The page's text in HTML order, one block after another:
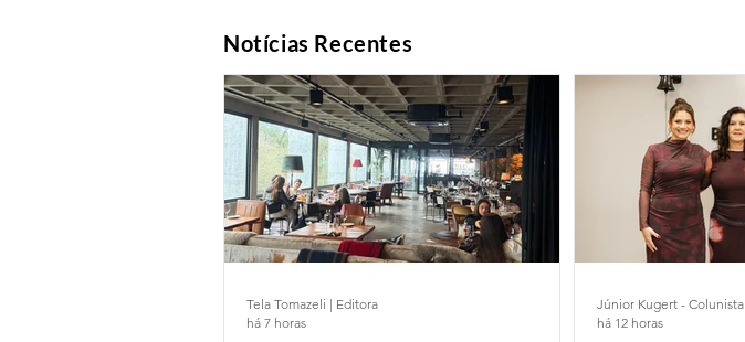
Notícias Recentes
Tela Tomazeli | Editora
há 7 horas
Júnior Kugert - Colunista
há 12 horas